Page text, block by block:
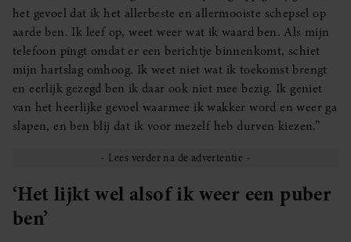
het gevoel dat ik het allerbeste en allermooiste schepsel op
aarde ben. Ik leef op, weet weer wat ik waard ben. Als mijn
telefoon pingt omdat er een berichtje binnenkomt, schiet
mijn hartslag omhoog. Ik weet niet wat ik toekomst brengt
en eerlijk gezegd ben ik daar ook niet mee bezig. Ik geniet
van het heerlijke gevoel waarmee ik wakker word en weer ga
slapen, en ben blij dat ik voor mezelf heb durven kiezen.”
‘Het lijkt wel alsof ik weer een puber
ben’